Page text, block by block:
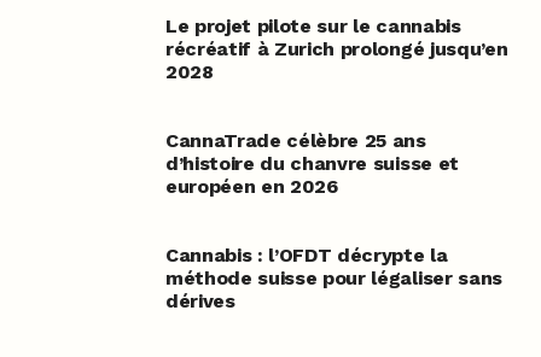
Le projet pilote sur le cannabis
récréatif à Zurich prolongé jusqu’en
2028
CannaTrade célèbre 25 ans
d’histoire du chanvre suisse et
européen en 2026
Cannabis : l’OFDT décrypte la
méthode suisse pour légaliser sans
dérives